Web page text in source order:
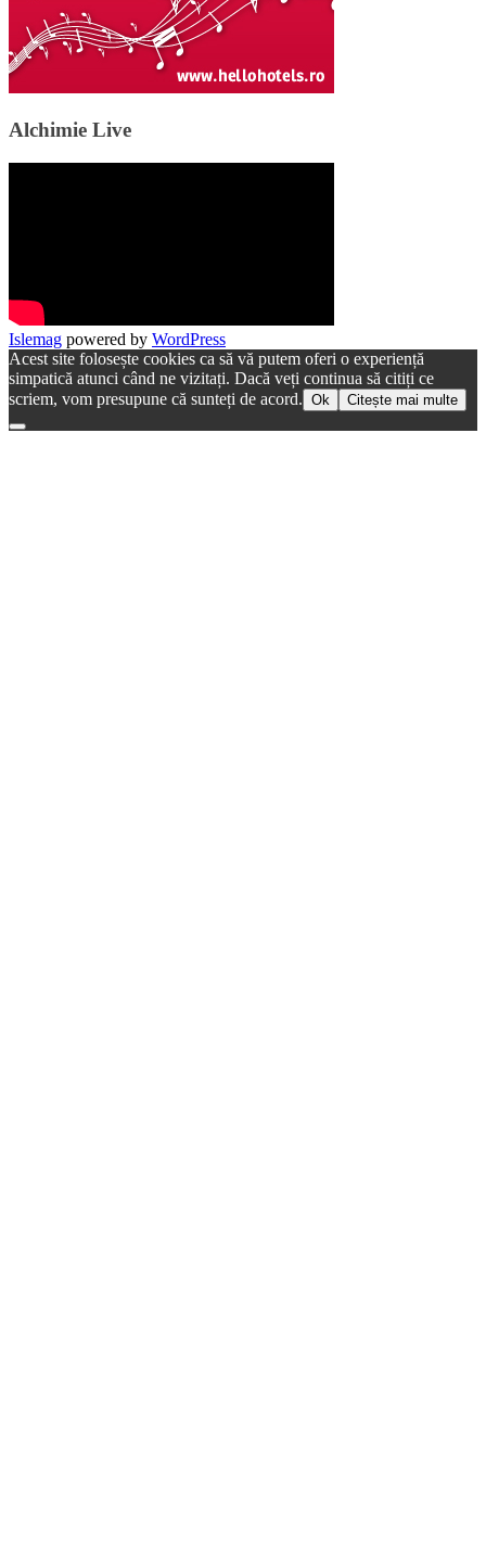
Alchimie Live
Islemag powered by WordPress
Acest site folosește cookies ca să vă putem oferi o experiență
simpatică atunci când ne vizitați. Dacă veți continua să citiți ce
scriem, vom presupune că sunteți de acord. Ok Citește mai multe